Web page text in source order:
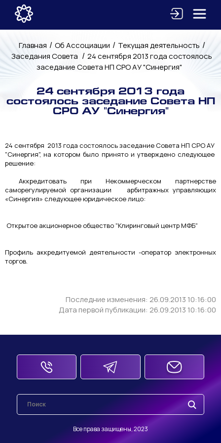
Главная / Об Ассоциации / Текущая деятельность /
Заседания Совета / 24 сентября 2013 года состоялось
заседание Совета НП СРО АУ "Синергия"
24 сентября 2013 года
состоялось заседание Совета НП
СРО АУ "Синергия"
24 сентября 2013 года состоялось заседание Совета НП СРО АУ
"Синергия", на котором было принято и утверждено следующее
решение:
Аккредитовать при Некоммерческом партнерстве
саморегулируемой организации арбитражных управляющих
«Синергия» следующее юридическое лицо:
Открытое акционерное общество "Клиринговый центр МФБ"
Профиль аккредитуемой деятельности -оператор электронных
торгов.
Последние изменения: 26.09.2013 10:16:00
Дата первой публикации: 26.09.2013 10:16:00
Все права защищены, 2023